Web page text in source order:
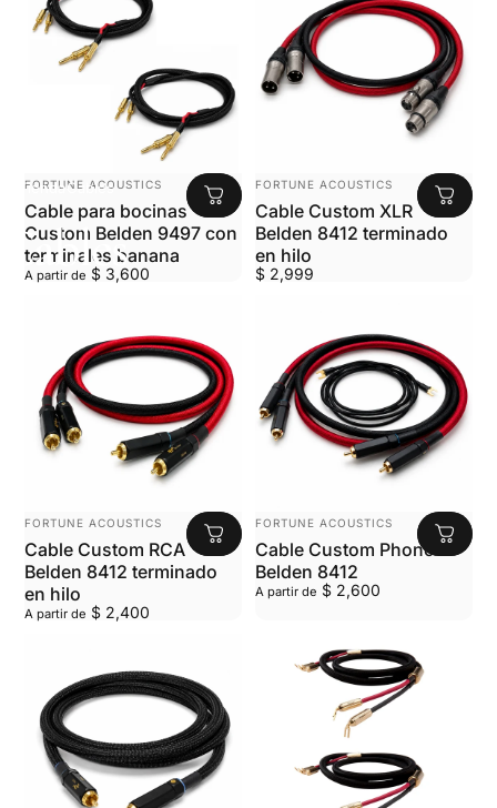
TiendaCables
Cables
MARCA:
FORTUNE ACOUSTICS
Cable para bocinas
Custom Belden 9497 con
terminales banana
A partir de $ 3,600
MARCA:
FORTUNE ACOUSTICS
Cable Custom XLR
Belden 8412 terminado
en hilo
$ 2,999
MARCA:
FORTUNE ACOUSTICS
Cable Custom RCA
Belden 8412 terminado
en hilo
A partir de $ 2,400
MARCA:
FORTUNE ACOUSTICS
Cable Custom Phono
Belden 8412
A partir de $ 2,600